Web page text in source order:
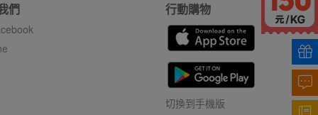
們 行動購物
切換到手機版